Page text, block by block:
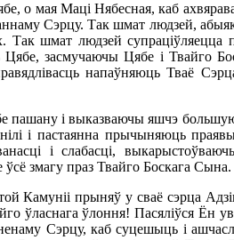
о мая Маці Нябесная, каб
Сэрцу. Так шмат людзей,
Так шмат людзей супраціўляецца
Цябе, засмучаючы Цябе і Твайго
напаўняюць Тваё
і выказваючы яшчэ
і пастаянна прычыняюць
і слабасці,
ўсё змагу праз Твайго Боскага Сына.
Камуніі прыняў у сваё сэрца
ўласнага ўлоння! Пасяліўся Ён
Сэрцу, каб суцешыць і